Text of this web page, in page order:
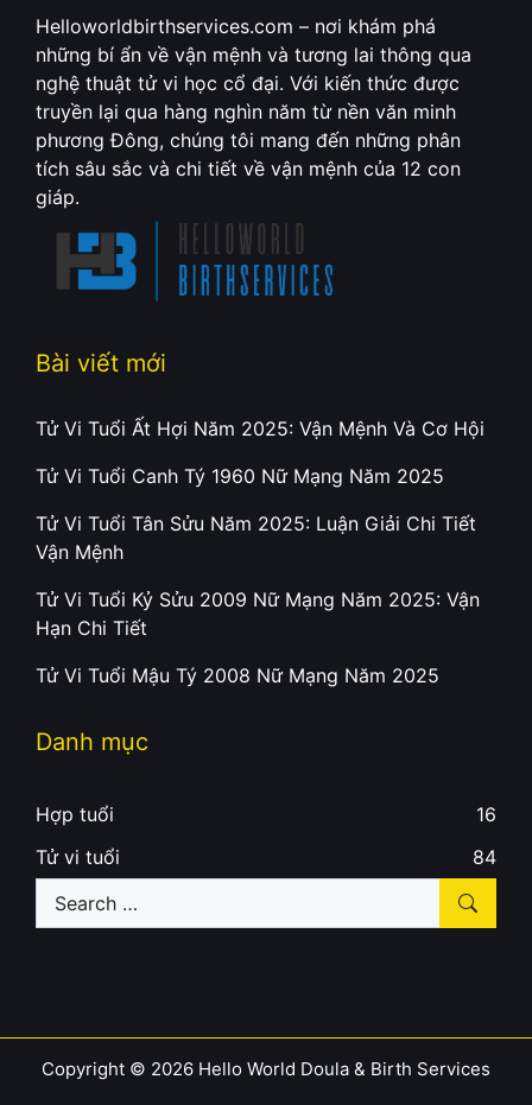
Helloworldbirthservices.com – nơi khám phá
những bí ẩn về vận mệnh và tương lai thông qua
nghệ thuật tử vi học cổ đại. Với kiến thức được
truyền lại qua hàng nghìn năm từ nền văn minh
phương Đông, chúng tôi mang đến những phân
tích sâu sắc và chi tiết về vận mệnh của 12 con
giáp.
Bài viết mới
Tử Vi Tuổi Ất Hợi Năm 2025: Vận Mệnh Và Cơ Hội
Tử Vi Tuổi Canh Tý 1960 Nữ Mạng Năm 2025
Tử Vi Tuổi Tân Sửu Năm 2025: Luận Giải Chi Tiết
Vận Mệnh
Tử Vi Tuổi Kỷ Sửu 2009 Nữ Mạng Năm 2025: Vận
Hạn Chi Tiết
Tử Vi Tuổi Mậu Tý 2008 Nữ Mạng Năm 2025
Danh mục
Hợp tuổi
16
Tử vi tuổi
84
Search
Copyright © 2026 Hello World Doula & Birth Services